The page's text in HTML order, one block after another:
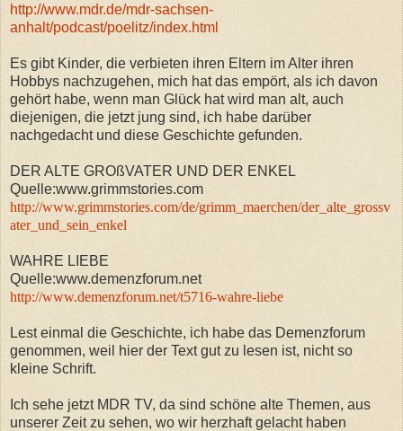
http://www.mdr.de/mdr-sachsen-
anhalt/podcast/poelitz/index.html
Es gibt Kinder, die verbieten ihren Eltern im Alter ihren
Hobbys nachzugehen, mich hat das empört, als ich davon
gehört habe, wenn man Glück hat wird man alt, auch
diejenigen, die jetzt jung sind, ich habe darüber
nachgedacht und diese Geschichte gefunden.
DER ALTE GROßVATER UND DER ENKEL
Quelle:www.grimmstories.com
http://www.grimmstories.com/de/grimm_maerchen/der_alte_grossv
ater_und_sein_enkel
WAHRE LIEBE
Quelle:www.demenzforum.net
http://www.demenzforum.net/t5716-wahre-liebe
Lest einmal die Geschichte, ich habe das Demenzforum
genommen, weil hier der Text gut zu lesen ist, nicht so
kleine Schrift.
Ich sehe jetzt MDR TV, da sind schöne alte Themen, aus
unserer Zeit zu sehen, wo wir herzhaft gelacht haben